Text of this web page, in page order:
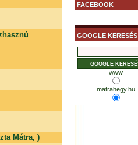
Mátra, )
FACEBOOK
GOOGLE KERESÉS
www
matrahegy.hu